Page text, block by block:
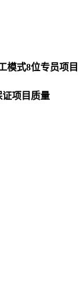
模式8位专员项目
项目质量